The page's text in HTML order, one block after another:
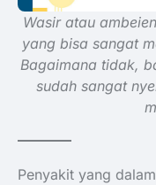
Wasir atau
yang bisa sangat
Bagaimana tidak,
sudah sangat
Penyakit yang